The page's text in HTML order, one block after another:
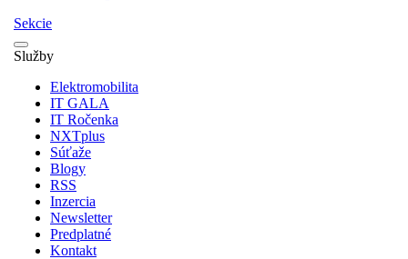
Sekcie
Služby
Elektromobilita
IT GALA
IT Ročenka
NXTplus
Súťaže
Blogy
RSS
Inzercia
Newsletter
Predplatné
Kontakt